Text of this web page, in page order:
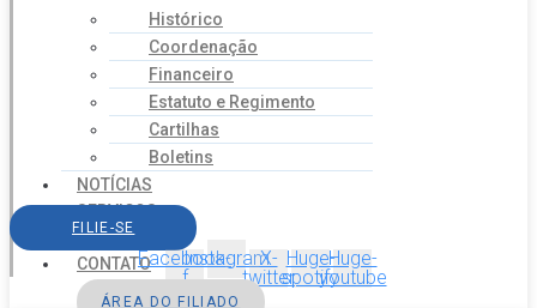
Histórico
Coordenação
Financeiro
Estatuto e Regimento
Cartilhas
Boletins
NOTÍCIAS
SERVIÇOS
AGENDA
CONTATO
FILIE-SE
Facebook-
f
InstagramX-
twitter
Huge-
spotify
Huge-
youtube
ÁREA DO FILIADO